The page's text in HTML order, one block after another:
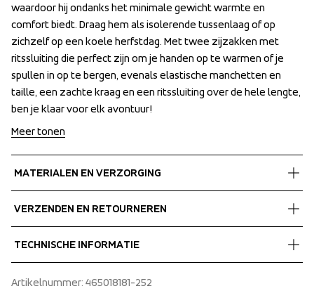
waardoor hij ondanks het minimale gewicht warmte en
comfort biedt. Draag hem als isolerende tussenlaag of op
zichzelf op een koele herfstdag. Met twee zijzakken met
ritssluiting die perfect zijn om je handen op te warmen of je
spullen in op te bergen, evenals elastische manchetten en
taille, een zachte kraag en een ritssluiting over de hele lengte,
ben je klaar voor elk avontuur!
waardoor hij ondanks het minimale gewicht warmte en
comfort biedt. Draag hem als isolerende tussenlaag of op
zichzelf op een koele herfstdag. Met twee zijzakken met
ritssluiting die perfect zijn om je handen op te warmen of je
spullen in op te bergen, evenals elastische manchetten en
taille, een zachte kraag en een ritssluiting over de hele lengte,
ben je klaar voor elk avontuur!
Meer tonen
MATERIALEN EN VERZORGING
Shell fabric 1
Antipilling
100% Recycled Polyester
VERZENDEN EN RETOURNEREN
Wij verzenden met UPS die overdag bezorgt.
ontvangt.
TECHNISCHE INFORMATIE
zippers
Artikelnummer: 465018181-252